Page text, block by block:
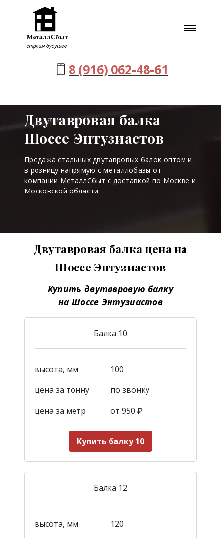
8 (916) 062-48-61
Двутавровая балка
Шоссе Энтузиастов
Продажа стальных двутавровых балок оптом и
в розницу напрямую с металлобазы от
компании МеталлСбыт с доставкой по Москве и
Московской области.
Двутавровая балка цена на
Шоссе Энтузиастов
Купить двутавровую балку
на Шоссе Энтузиастов
Балка 10
высота, мм
100
цена за тонну
по звонку
цена за метр
от 950 ₽
Купить балку 10
Балка 12
высота, мм
120